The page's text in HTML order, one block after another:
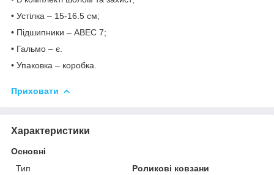
• Устілка – 15-16.5 см;
• Підшипники – ABEC 7;
• Гальмо – є.
• Упаковка – коробка.
Приховати
Характеристики
Основні
Тип
Роликові ковзани